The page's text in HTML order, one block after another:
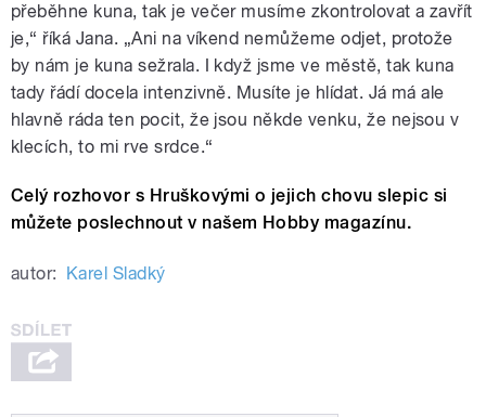
přeběhne kuna, tak je večer musíme zkontrolovat a zavřít
je,“ říká Jana. „Ani na víkend nemůžeme odjet, protože
by nám je kuna sežrala. I když jsme ve městě, tak kuna
tady řádí docela intenzivně. Musíte je hlídat. Já má ale
hlavně ráda ten pocit, že jsou někde venku, že nejsou v
klecích, to mi rve srdce.“
Celý rozhovor s Hruškovými o jejich chovu slepic si
můžete poslechnout v našem Hobby magazínu.
autor: Karel Sladký